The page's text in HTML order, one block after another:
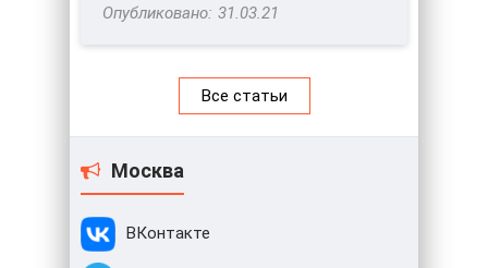
31.03.21
Все статьи
Москва
ВКонтакте